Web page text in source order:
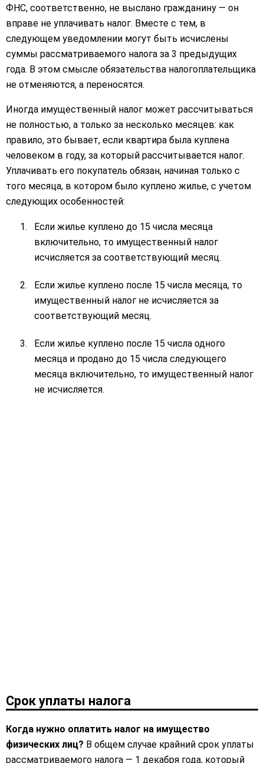
ФНС, соответственно, не выслано гражданину — он
вправе не уплачивать налог. Вместе с тем, в
следующем уведомлении могут быть исчислены
суммы рассматриваемого налога за 3 предыдущих
года. В этом смысле обязательства налогоплательщика
не отменяются, а переносятся.
Иногда имущественный налог может рассчитываться
не полностью, а только за несколько месяцев: как
правило, это бывает, если квартира была куплена
человеком в году, за который рассчитывается налог.
Уплачивать его покупатель обязан, начиная только с
того месяца, в котором было куплено жилье, с учетом
следующих особенностей:
Если жилье куплено до 15 числа месяца
включительно, то имущественный налог
исчисляется за соответствующий месяц.
Если жилье куплено после 15 числа месяца, то
имущественный налог не исчисляется за
соответствующий месяц.
Если жилье куплено после 15 числа одного
месяца и продано до 15 числа следующего
месяца включительно, то имущественный налог
не исчисляется.
Срок уплаты налога
Когда нужно оплатить налог на имущество
физических лиц? В общем случае крайний срок уплаты
рассматриваемого налога — 1 декабря года, который